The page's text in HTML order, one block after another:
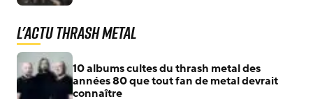
L'actu Thrash Metal
10 albums cultes du thrash metal des
années 80 que tout fan de metal devrait
connaître